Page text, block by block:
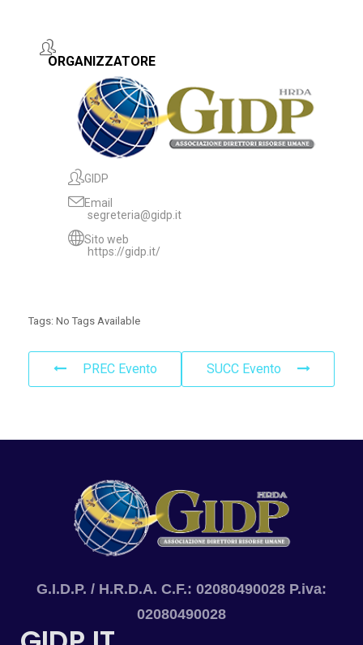
ORGANIZZATORE
GIDP
Email
segreteria@gidp.it
Sito web
https://gidp.it/
Tags: No Tags Available
PREC Evento SUCC Evento
G.I.D.P. / H.R.D.A. C.F.: 02080490028 P.iva:
02080490028